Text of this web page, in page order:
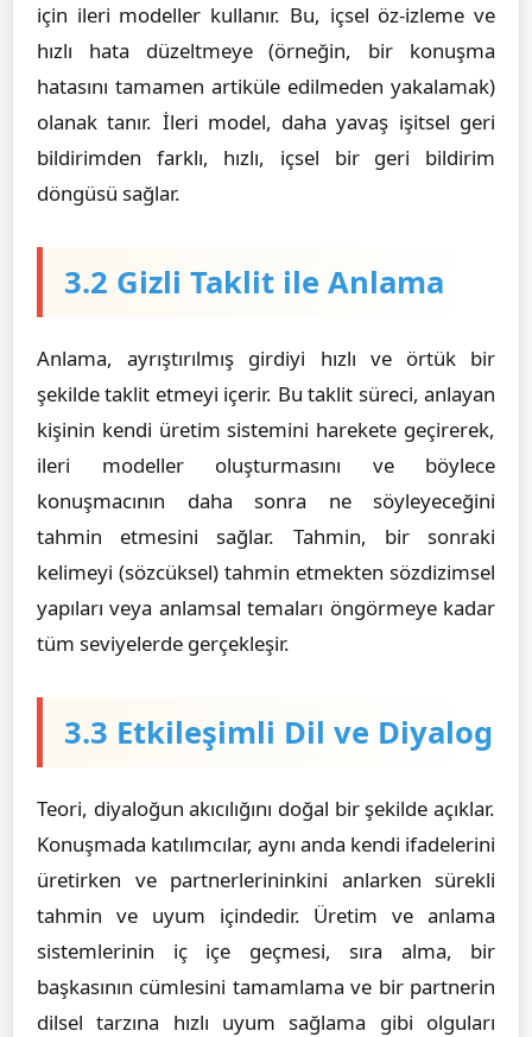
için ileri modeller kullanır. Bu, içsel öz-izleme ve
hızlı hata düzeltmeye (örneğin, bir konuşma
hatasını tamamen artiküle edilmeden yakalamak)
olanak tanır. İleri model, daha yavaş işitsel geri
bildirimden farklı, hızlı, içsel bir geri bildirim
döngüsü sağlar.
3.2 Gizli Taklit ile Anlama
Anlama, ayrıştırılmış girdiyi hızlı ve örtük bir
şekilde taklit etmeyi içerir. Bu taklit süreci, anlayan
kişinin kendi üretim sistemini harekete geçirerek,
ileri modeller oluşturmasını ve böylece
konuşmacının daha sonra ne söyleyeceğini
tahmin etmesini sağlar. Tahmin, bir sonraki
kelimeyi (sözcüksel) tahmin etmekten sözdizimsel
yapıları veya anlamsal temaları öngörmeye kadar
tüm seviyelerde gerçekleşir.
3.3 Etkileşimli Dil ve Diyalog
Teori, diyaloğun akıcılığını doğal bir şekilde açıklar.
Konuşmada katılımcılar, aynı anda kendi ifadelerini
üretirken ve partnerlerininkini anlarken sürekli
tahmin ve uyum içindedir. Üretim ve anlama
sistemlerinin iç içe geçmesi, sıra alma, bir
başkasının cümlesini tamamlama ve bir partnerin
dilsel tarzına hızlı uyum sağlama gibi olguları